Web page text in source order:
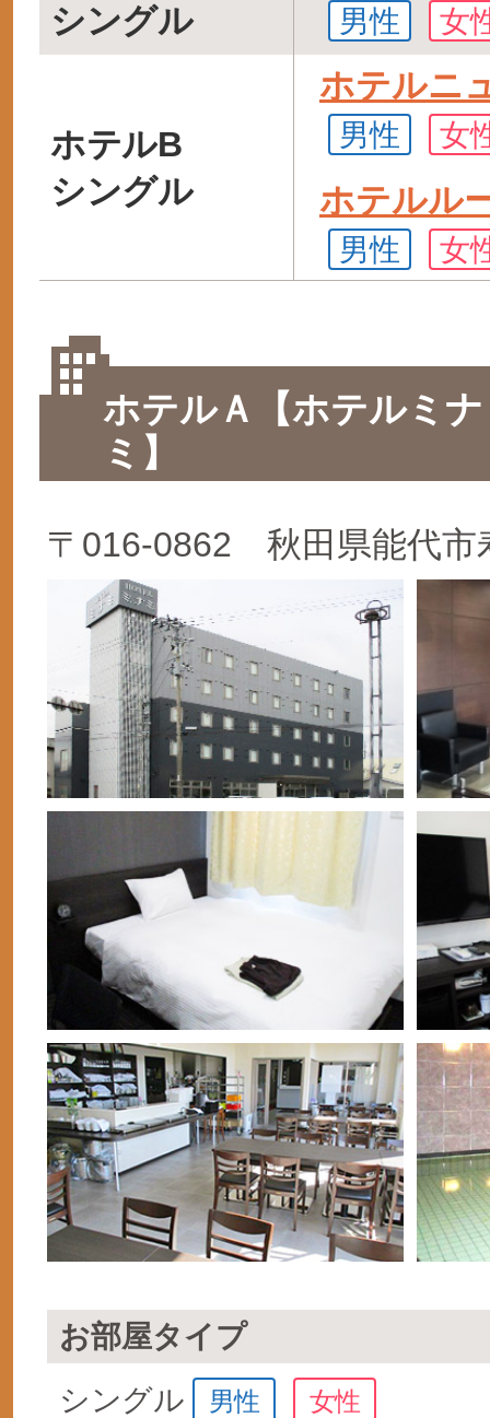
シングル
男性 女
ホテルB
シングル
ホテルニ
男性 女
ホテルル
男性 女
ホテルＡ【ホテルミナ
ミ】
〒016-0862 秋田県能代市
お部屋タイプ
シングル
男性 女性